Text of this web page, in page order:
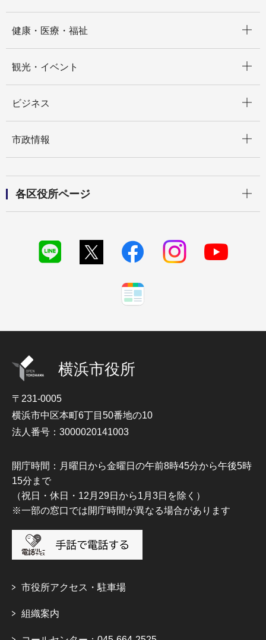
健康・医療・福祉
観光・イベント
ビジネス
市政情報
各区役所ページ
横浜市役所
〒231-0005
横浜市中区本町6丁目50番地の10
法人番号：3000020141003
開庁時間：月曜日から金曜日の午前8時45分から午後5時
15分まで
（祝日・休日・12月29日から1月3日を除く）
※一部の窓口では開庁時間が異なる場合があります
市役所アクセス・駐車場
組織案内